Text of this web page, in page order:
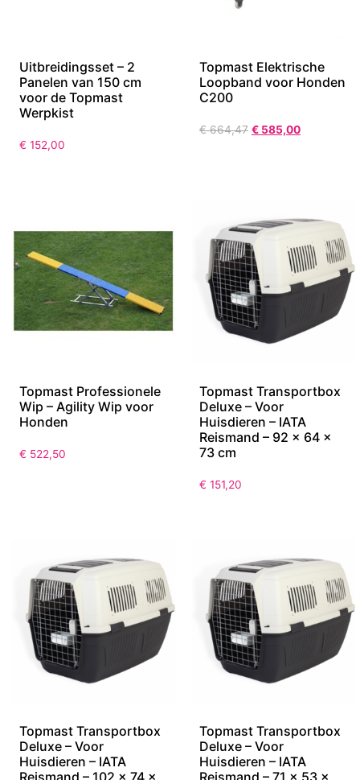
Uitbreidingsset – 2
Panelen van 150 cm
voor de Topmast
Werpkist
€ 152,00
Topmast Elektrische
Loopband voor Honden
C200
€664,47 € 585,00
Topmast Professionele
Wip – Agility Wip voor
Honden
€ 522,50
Topmast Transportbox
Deluxe – Voor
Huisdieren – IATA
Reismand – 92 x 64 x
73 cm
€ 151,20
Topmast Transportbox
Deluxe – Voor
Huisdieren – IATA
Reismand – 102 x 74 x
Topmast Transportbox
Deluxe – Voor
Huisdieren – IATA
Reismand – 71 x 53 x